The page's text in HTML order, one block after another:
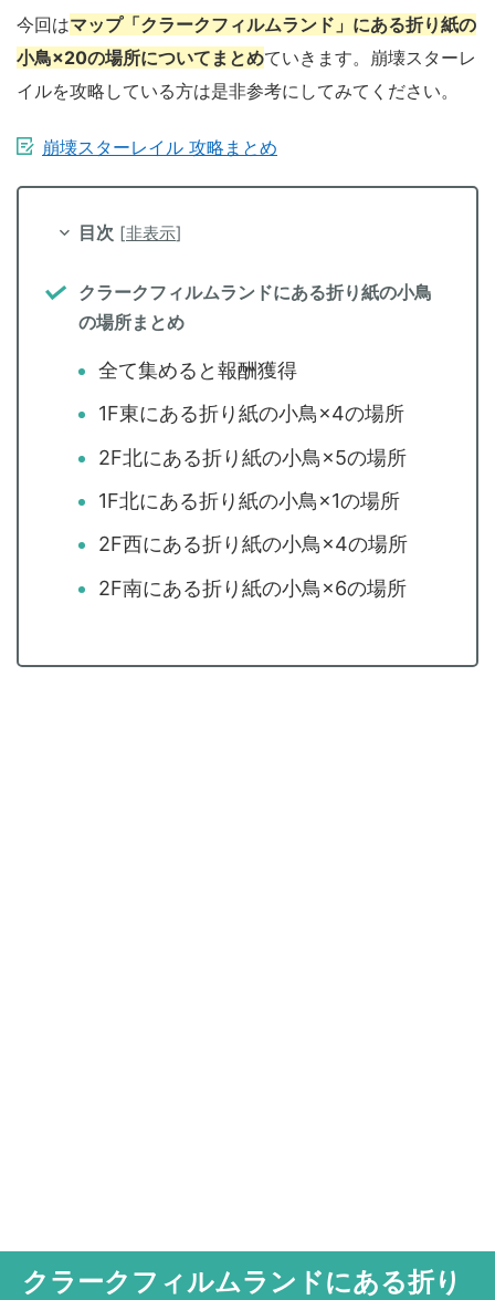
今回はマップ「クラークフィルムランド」にある折り紙の
小鳥×20の場所についてまとめていきます。崩壊スターレ
イルを攻略している方は是非参考にしてみてください。
崩壊スターレイル 攻略まとめ
目次 [非表示]
クラークフィルムランドにある折り紙の小鳥
の場所まとめ
全て集めると報酬獲得
1F東にある折り紙の小鳥×4の場所
2F北にある折り紙の小鳥×5の場所
1F北にある折り紙の小鳥×1の場所
2F西にある折り紙の小鳥×4の場所
2F南にある折り紙の小鳥×6の場所
クラークフィルムランドにある折り